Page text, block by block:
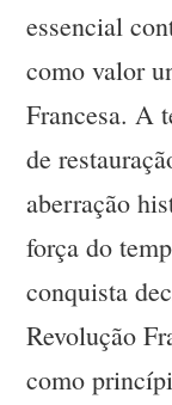
essencial
como valor
Francesa. A
de
aberração
força do
conquista
Revolução
como